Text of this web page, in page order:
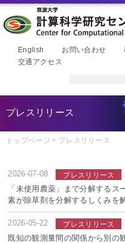
本文へ
English お問い合わせ
交通アクセス
プレスリリース
トップページ > プレスリリース
2026-07-08 プレスリリース
「未使用農薬」まで分解する
素が除草剤を分解するしくみを
2026-05-22 プレスリリース
既知の観測量間の関係から別の